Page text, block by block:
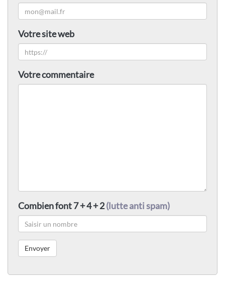
Votre site web
Votre commentaire
Combien font 7 + 4 + 2(lutte anti spam)